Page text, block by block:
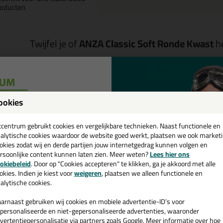
Twijfel je ofANZA Classic Soft Ronde Kwast
Start de check
Classic Soft Ronde Kwast
de ANZA Classic Soft Ronde Kwast in nr.08 (17mm breed)
je meer weten over de toepassing en kenmerken van dit product?
gebruikt cookies en vergelijkbare technieken. Naast functionele en
cookies waardoor de website goed werkt, plaatsen we ook
zodat wij en derde partijen jouw internetgedrag kunnen volgen en
content kunnen laten zien. Meer weten?Lees hier ons
. Door op "Cookies accepteren" te klikken, ga je akkoord met alle
Indien je kiest voorweigeren, plaatsen we alleen functionele en
cookies.
gebruiken wij cookies en mobiele advertentie-ID’s voor
en niet-gepersonaliseerde advertenties, waaronder
💚
en ontvang een
€35,-bij je eerste bestelling!